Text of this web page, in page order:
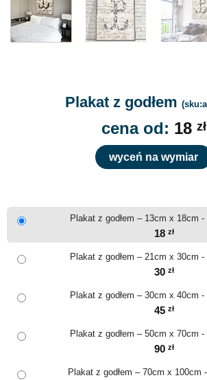
Plakat z godłem
cena od: 18 zł
wyceń na wymiar
Plakat z godłem – 13cm x 18cm
18 zł
Plakat z godłem – 21cm x 30cm
30 zł
Plakat z godłem – 30cm x 40cm
45 zł
Plakat z godłem – 50cm x 70cm
90 zł
Plakat z godłem – 70cm x 100cm